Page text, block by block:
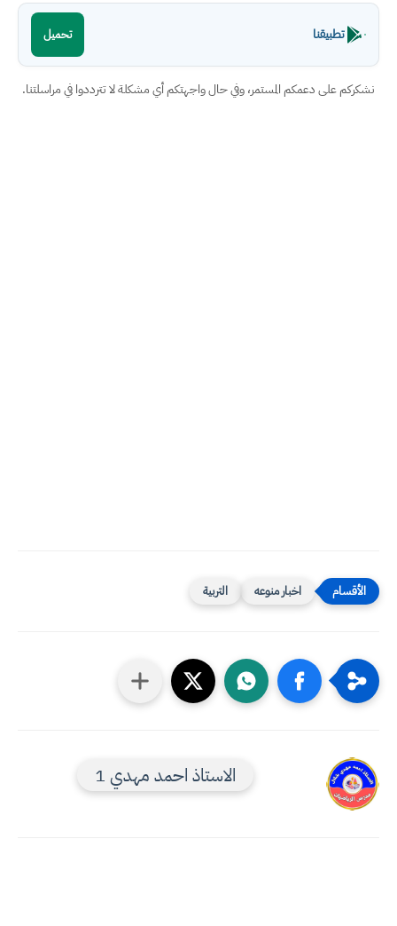
تطبيقنا تحميل
نشكركم على دعمكم المستمر، وفي حال واجهتكم أي مشكلة لا تترددوا في مراسلتنا.
اخبار منوعه التربية
الاستاذ احمد مهدي 1